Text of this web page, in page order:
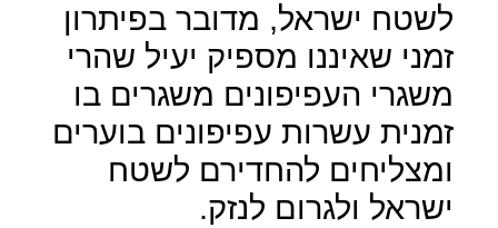
לשטח ישראל, מדובר בפיתרון
זמני שאיננו מספיק יעיל שהרי
משגרי העפיפונים משגרים בו
זמנית עשרות עפיפונים בוערים
ומצליחים להחדירם לשטח
ישראל ולגרום לנזק.